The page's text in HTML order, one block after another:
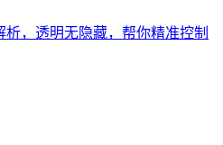
析，透明无隐藏，帮你精准控制